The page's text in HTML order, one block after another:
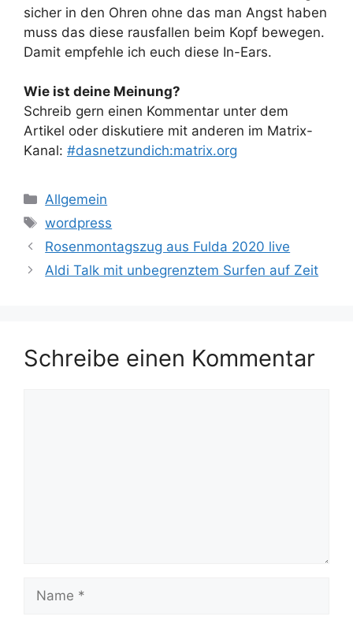
sicher in den Ohren ohne das man Angst haben
muss das diese rausfallen beim Kopf bewegen.
Damit empfehle ich euch diese In-Ears.
Wie ist deine Meinung?
Schreib gern einen Kommentar unter dem
Artikel oder diskutiere mit anderen im Matrix-
Kanal: #dasnetzundich:matrix.org
Kategorien
Allgemein
Schlagwörter
wordpress
Rosenmontagszug aus Fulda 2020 live
Aldi Talk mit unbegrenztem Surfen auf Zeit
Schreibe einen Kommentar
Name